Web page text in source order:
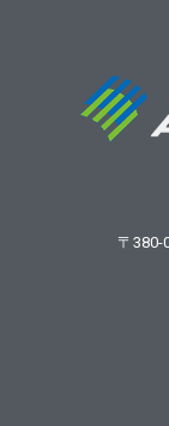
〒380-